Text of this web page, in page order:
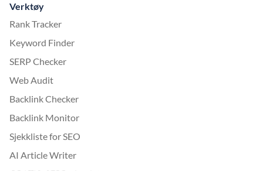
Verktøy
Rank Tracker
Keyword Finder
SERP Checker
Web Audit
Backlink Checker
Backlink Monitor
Sjekkliste for SEO
AI Article Writer